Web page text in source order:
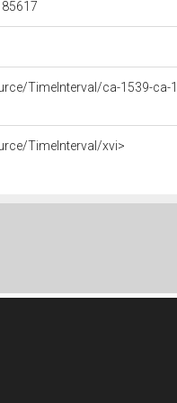
TimeInterval/ca-1539-ca-
TimeInterval/xvi>